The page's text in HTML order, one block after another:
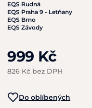
EQS Rudná
EQS Praha 9 - Letňany
EQS Brno
EQS Závody
999 Kč
826 Kč bez DPH
Do oblíbených